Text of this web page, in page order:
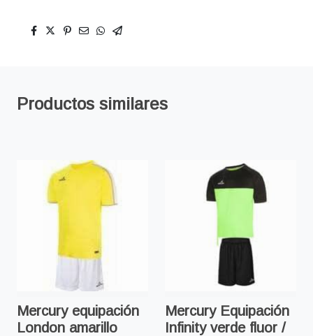
Productos similares
Mercury equipación
London amarillo
Mercury Equipación
Infinity verde fluor /